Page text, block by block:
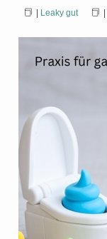
| Leaky gut |